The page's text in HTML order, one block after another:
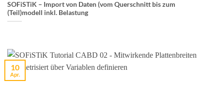
SOFiSTiK – Import von Daten (vom Querschnitt bis zum
(Teil)modell inkl. Belastung
10
Apr.